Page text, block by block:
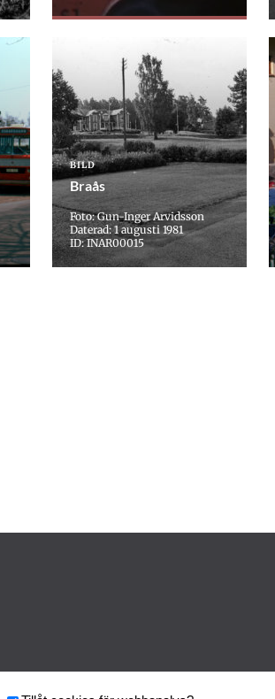
BILD
Braås
Foto: Gun-Inger Arvidsson
Daterad: 1 augusti 1981
ID: INAR00015